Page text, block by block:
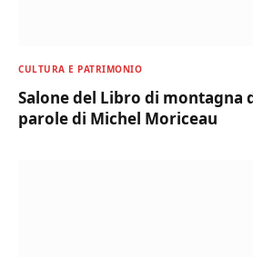
CULTURA E PATRIMONIO
Salone del Libro di montagna
parole di Michel Moriceau